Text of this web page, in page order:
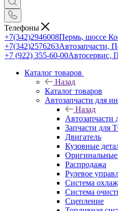
Телефоны
+7(342)2946008Пермь, шоссе
+7(342)2576263Автозапчасти,
+7 (922) 355-60-00Автосервис,
Каталог товаров
Назад
Каталог товаров
Автозапчасти для
Назад
Автозапчасти
Запчасти для
Двигатель
Кузовные
Оригинальные
Распродажа
Рулевое
Система
Система
Сцепление